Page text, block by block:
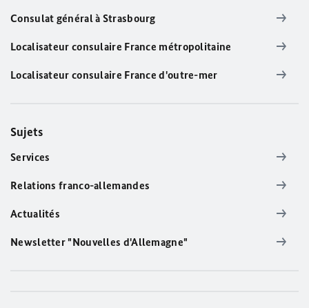
Consulat général à Strasbourg
Localisateur consulaire France métropolitaine
Localisateur consulaire France d'outre-mer
Sujets
Services
Relations franco-allemandes
Actualités
Newsletter "Nouvelles d'Allemagne"